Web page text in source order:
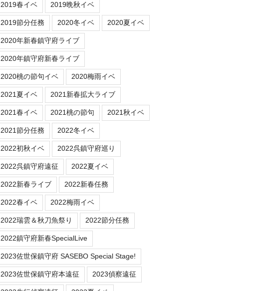
2019春イベ 2019晩秋イベ
2019節分任務 2020冬イベ 2020夏イベ
2020年新春鎮守府ライブ
2020年鎮守府新春ライブ
2020桃の節句イベ 2020梅雨イベ
2021夏イベ 2021新春拡大ライブ
2021春イベ 2021桃の節句 2021秋イベ
2021節分任務 2022冬イベ
2022初秋イベ 2022呉鎮守府巡り
2022呉鎮守府遠征 2022夏イベ
2022新春ライブ 2022新春任務
2022春イベ 2022梅雨イベ
2022瑞雲＆秋刀魚祭り 2022節分任務
2022鎮守府新春SpecialLive
2023佐世保鎮守府 SASEBO Special Stage!
2023佐世保鎮守府本遠征 2023偵察遠征